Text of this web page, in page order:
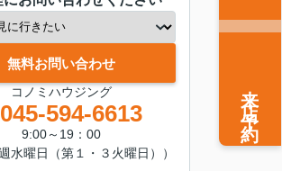
無料お問い合わせ
コノミハウジング
045-594-6613
9:00～19：00
水曜日（第１・３火曜日））
来店予約